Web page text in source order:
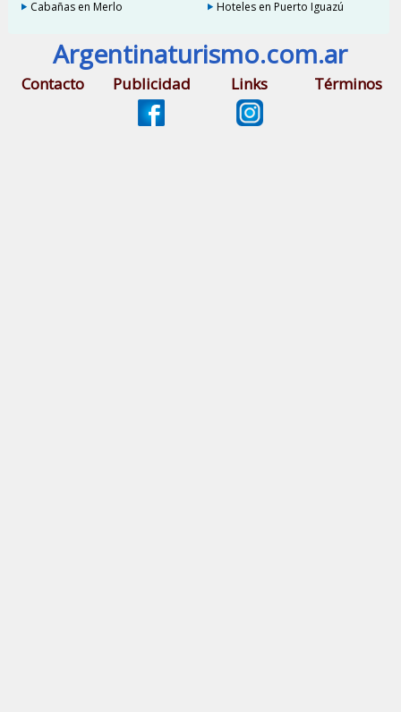
Cabañas en Merlo Hoteles en Puerto Iguazú
Argentinaturismo.com.ar
Contacto Publicidad Links Términos